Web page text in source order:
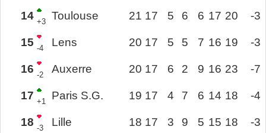
14 +3 Toulouse 21 17 5 6 6 17 20 -3
15 -4 Lens 20 17 5 5 7 16 19 -3
16 -2 Auxerre 20 17 6 2 9 16 23 -7
17 +1 Paris S.G. 19 17 4 7 6 14 18 -4
18 -3 Lille 18 17 3 9 5 15 18
-3